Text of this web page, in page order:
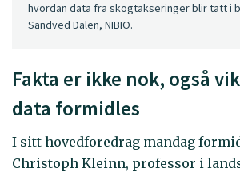
hvordan data fra skogtakseringer blir tatt i
Sandved Dalen, NIBIO.
Fakta er ikke nok, også
data formidles
I sitt hovedforedrag mandag
Christoph Kleinn, professor i